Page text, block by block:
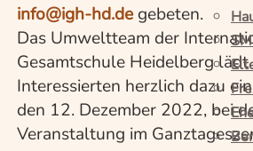
info@igh-hd.degebeten.
Das Umweltteam der
Gesamtschule Heidelberg
Interessierten herzlich dazu
den 12. Dezember 2022, bei
Veranstaltung im